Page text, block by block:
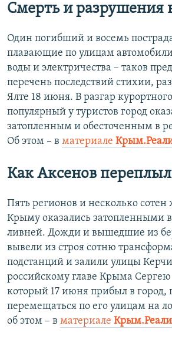
Смерть и разрушения
Один погибший и восемь
плавающие по улицам
воды и электричества – таков
перечень последствий стихии,
Ялте 18 июня. В разгар
популярный у туристов город
затопленным и обесточенным в
Об этом – в материале
Как Аксенов
Пять регионов и несколько
Крыму оказались затопленными в
ливней. Дожди и вышедшие из
вывели из строя сотню
подстанций и залили улицы
российскому главе Крыма Сергею
который 17 июня прибыл в город,
перемещаться по его улицам на
об этом – в материале